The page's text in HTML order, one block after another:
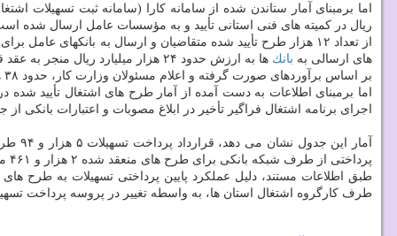
ریال در كمیته های فنی استانی تأیید و به مؤسسات عامل ارسال شده
های ارسالی به بانك ها به ارزش حدود ۲۴ هزار میلیارد ریال منجر به عقد قرارداد در بانكهای عامل شده است.
بر اساس برآوردهای صورت گرفته و اعلام مسئولان وزارت كار، حدود ۳۸ هزار شغل جدید با اجرای طرحه های قرارداد منعقد شده، ایجاد و یا با اتمام دوره ساخت طرح با بهره برداری رسیدن طرح ایجاد خواهد شد.
اما برمبنای اطلاعات به دست آمده از آمار طرح های اشتغال تأیید
اجرای برنامه اشتغال فراگیر تأخیر در ابلاغ مصوبات و اعتبارات
پرداختی از طرف شبكه بانكی برای طرح های منعقد شده ۲ هزار و ۴۶۱ میلیارد و ۶۰۰ میلیون تومان بوده كه از این میزان در سال ۹۷ هزار و ۹۲۱ میلیارد و ۵۰۰ میلیون تومان پرداخت شده است.
طبق اطلاعات مستند، دلیل عملكرد پایین پرداختی تسهیلات به طرح
طرف كارگروه اشتغال استان ها، به واسطه تغییر در پروسه پرداخت تسهیلات در